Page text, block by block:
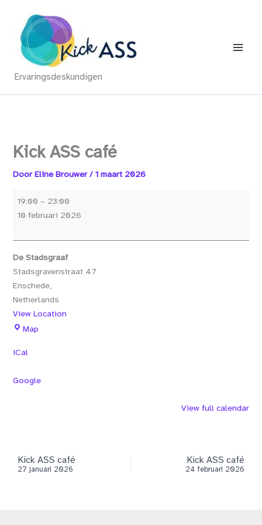
inhoud
Ervaringsdeskundigen
Kick ASS café
DoorEline Brouwer/1 maart 2026
19:00 – 23:00
10 februari 2026
De Stadsgraaf
Stadsgravenstraat 47
Enschede,
Netherlands
View Location
Map
iCal
Google
View full calendar
Kick ASS café
27 januari 2026
Kick ASS café
24 februari 2026